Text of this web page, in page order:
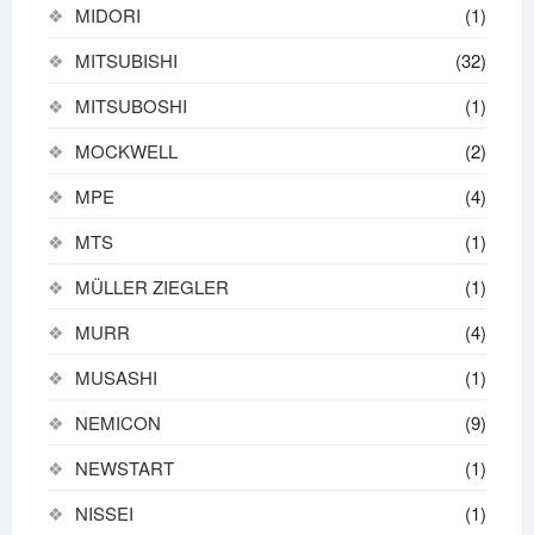
MIDORI
(1)
MITSUBISHI
(32)
MITSUBOSHI
(1)
MOCKWELL
(2)
MPE
(4)
MTS
(1)
MÜLLER ZIEGLER
(1)
MURR
(4)
MUSASHI
(1)
NEMICON
(9)
NEWSTART
(1)
NISSEI
(1)